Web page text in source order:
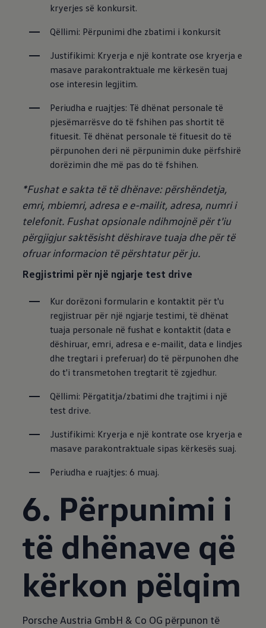
kryerjes së konkursit.
Qëllimi: Përpunimi dhe zbatimi i konkursit
Justifikimi: Kryerja e një kontrate ose kryerja e
masave parakontraktuale me kërkesën tuaj
ose interesin legjitim.
Periudha e ruajtjes: Të dhënat personale të
pjesëmarrësve do të fshihen pas shortit të
fituesit. Të dhënat personale të fituesit do të
përpunohen deri në përpunimin duke përfshirë
dorëzimin dhe më pas do të fshihen.
*Fushat e sakta të të dhënave: përshëndetja,
emri, mbiemri, adresa e e-mailit, adresa, numri i
telefonit. Fushat opsionale ndihmojnë për t'iu
përgjigjur saktësisht dëshirave tuaja dhe për të
ofruar informacion të përshtatur për ju.
Regjistrimi për një ngjarje test drive
Kur dorëzoni formularin e kontaktit për t'u
regjistruar për një ngjarje testimi, të dhënat
tuaja personale në fushat e kontaktit (data e
dëshiruar, emri, adresa e e-mailit, data e lindjes
dhe tregtari i preferuar) do të përpunohen dhe
do t'i transmetohen tregtarit të zgjedhur.
Qëllimi: Përgatitja/zbatimi dhe trajtimi i një
test drive.
Justifikimi: Kryerja e një kontrate ose kryerja e
masave parakontraktuale sipas kërkesës suaj.
Periudha e ruajtjes: 6 muaj.
6. Përpunimi i
të dhënave që
kërkon pëlqim
Porsche Austria GmbH & Co OG përpunon të